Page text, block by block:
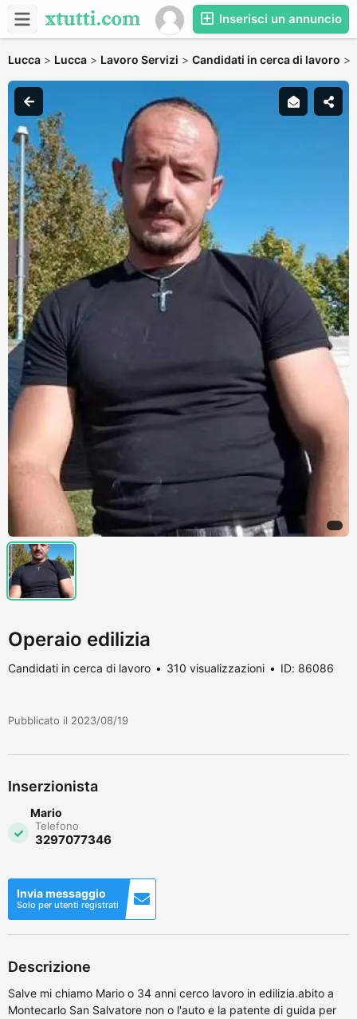
Inserisci un annuncio
Lucca > Lucca > Lavoro Servizi > Candidati in cerca di lavoro >
Operaio edilizia
Candidati in cerca di lavoro 310 visualizzazioni ID: 86086
Pubblicato il 2023/08/19
Inserzionista
Mario
Telefono
3297077346
Invia messaggio
Solo per utenti registrati
Descrizione
Salve mi chiamo Mario o 34 anni cerco lavoro in edilizia.abito a
Montecarlo San Salvatore non o l'auto e la patente di guida per